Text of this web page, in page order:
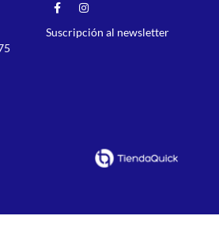
Suscripción al newsletter